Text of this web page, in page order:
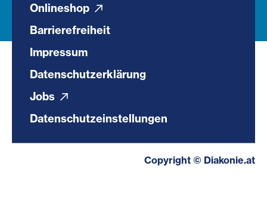
Onlineshop
Barrierefreiheit
Impressum
Datenschutzerklärung
Jobs
Datenschutzeinstellungen
Copyright © Diakonie.at